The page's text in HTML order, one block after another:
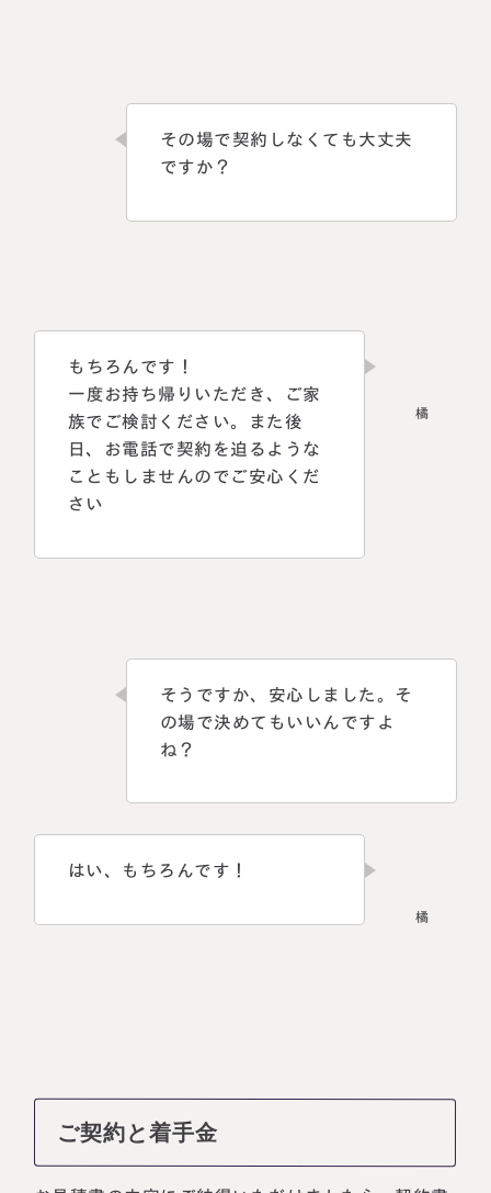
その場で契約しなくても大丈夫
ですか？
もちろんです！
一度お持ち帰りいただき、ご家
族でご検討ください。また後
日、お電話で契約を迫るような
こともしませんのでご安心くだ
さい
そうですか、安心しました。そ
の場で決めてもいいんですよ
ね？
はい、もちろんです！
ご契約と着手金